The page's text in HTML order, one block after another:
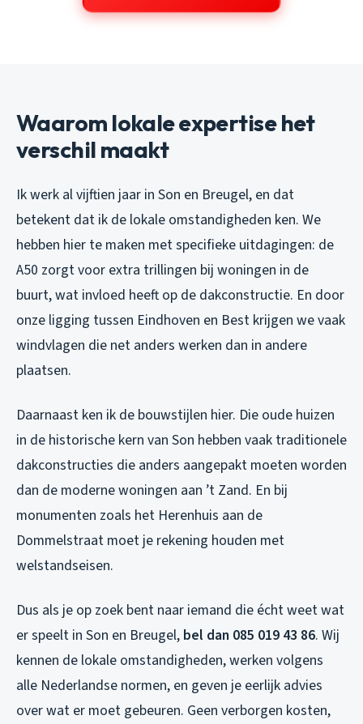
Waarom lokale expertise het
verschil maakt
Ik werk al vijftien jaar in Son en Breugel, en dat
betekent dat ik de lokale omstandigheden ken. We
hebben hier te maken met specifieke uitdagingen: de
A50 zorgt voor extra trillingen bij woningen in de
buurt, wat invloed heeft op de dakconstructie. En door
onze ligging tussen Eindhoven en Best krijgen we vaak
windvlagen die net anders werken dan in andere
plaatsen.
Daarnaast ken ik de bouwstijlen hier. Die oude huizen
in de historische kern van Son hebben vaak traditionele
dakconstructies die anders aangepakt moeten worden
dan de moderne woningen aan ’t Zand. En bij
monumenten zoals het Herenhuis aan de
Dommelstraat moet je rekening houden met
welstandseisen.
Dus als je op zoek bent naar iemand die écht weet wat
er speelt in Son en Breugel, bel dan 085 019 43 86. Wij
kennen de lokale omstandigheden, werken volgens
alle Nederlandse normen, en geven je eerlijk advies
over wat er moet gebeuren. Geen verborgen kosten,